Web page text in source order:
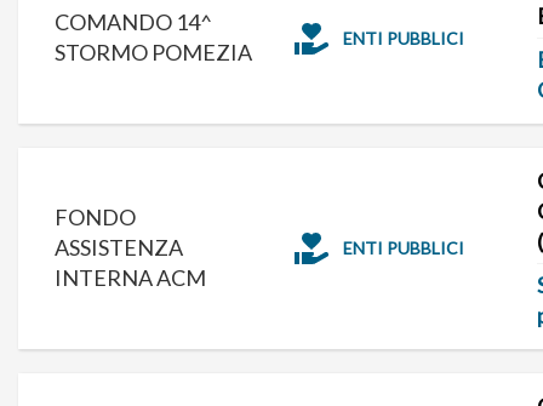
COMANDO 14^
STORMO POMEZIA
ENTI PUBBLICI
FONDO
ASSISTENZA
INTERNA ACM
ENTI PUBBLICI